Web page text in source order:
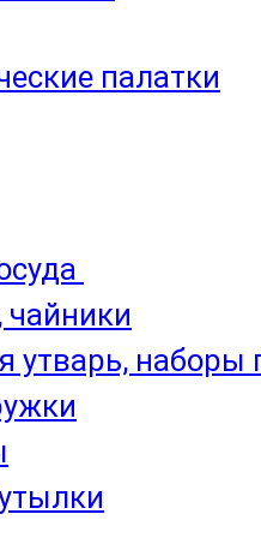
палатки
чайники
утварь, наборы